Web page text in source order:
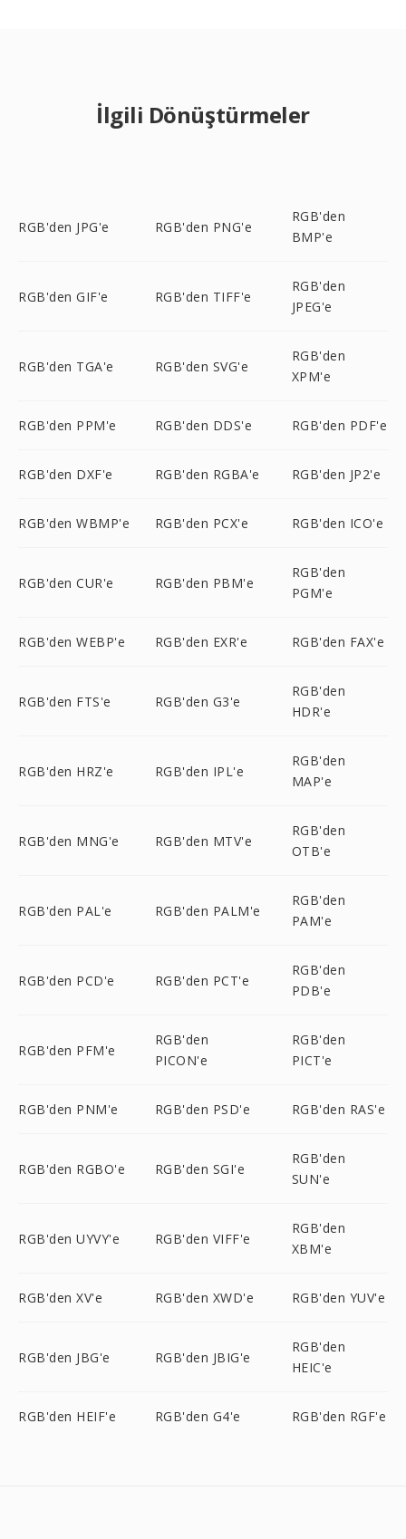
İlgili Dönüştürmeler
RGB'den JPG'e RGB'den PNG'e
RGB'den
BMP'e
RGB'den GIF'e RGB'den TIFF'e
RGB'den
JPEG'e
RGB'den TGA'e RGB'den SVG'e
RGB'den
XPM'e
RGB'den PPM'e RGB'den DDS'e RGB'den PDF'e
RGB'den DXF'e RGB'den RGBA'e RGB'den JP2'e
RGB'den WBMP'e RGB'den PCX'e RGB'den ICO'e
RGB'den CUR'e RGB'den PBM'e
RGB'den
PGM'e
RGB'den WEBP'e RGB'den EXR'e RGB'den FAX'e
RGB'den FTS'e RGB'den G3'e
RGB'den
HDR'e
RGB'den HRZ'e RGB'den IPL'e
RGB'den
MAP'e
RGB'den MNG'e RGB'den MTV'e
RGB'den
OTB'e
RGB'den PAL'e RGB'den PALM'e
RGB'den
PAM'e
RGB'den PCD'e RGB'den PCT'e
RGB'den
PDB'e
RGB'den PFM'e
RGB'den
PICON'e
RGB'den
PICT'e
RGB'den PNM'e RGB'den PSD'e RGB'den RAS'e
RGB'den RGBO'e RGB'den SGI'e
RGB'den
SUN'e
RGB'den UYVY'e RGB'den VIFF'e
RGB'den
XBM'e
RGB'den XV'e RGB'den XWD'e RGB'den YUV'e
RGB'den JBG'e RGB'den JBIG'e
RGB'den
HEIC'e
RGB'den HEIF'e RGB'den G4'e RGB'den RGF'e